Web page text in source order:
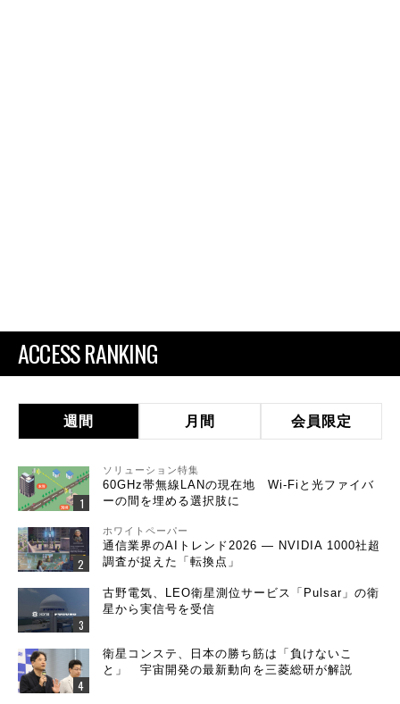
ACCESS RANKING
週間 月間 会員限定
ソリューション特集
60GHz帯無線LANの現在地 Wi-Fiと光ファイバ
ーの間を埋める選択肢に
ホワイトペーパー
通信業界のAIトレンド2026 ― NVIDIA 1000社超
調査が捉えた「転換点」
古野電気、LEO衛星測位サービス「Pulsar」の衛
星から実信号を受信
衛星コンステ、日本の勝ち筋は「負けないこ
と」 宇宙開発の最新動向を三菱総研が解説